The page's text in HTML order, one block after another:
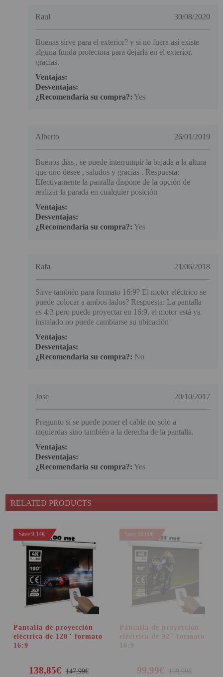
Raul 30/08/2020
Buenas sirve para el exterior? y si no fuera así existe
alguna funda protectora para dejarla en el exterior,
gracias.
Ventajas:
Desventajas:
¿Recomendaría su compra?: Yes
Alberto 26/01/2019
Buenos dias , se puede interrumpir la bajada a la altura
que uno desee , saludos y gracias . Respuesta:
Efectivamente la pantalla dispone de la opción de
realizar la parada en cualquier posición
Ventajas:
Desventajas:
¿Recomendaría su compra?: Yes
Rafa 21/06/2018
Sirve también para formato 16:9? El motor eléctrico se
puede colocar a ambos lados? Respuesta: La pantalla
es 4:3 pero puede proyectar en 16:9, el motor está ya
instalado no puede cambiarse su ubicación
Ventajas:
Desventajas:
¿Recomendaría su compra?: No
Jose 20/10/2017
Pregunto si se puede poner el cable no solo a
izquierdas sino también a la derecha de la pantalla.
Ventajas:
Desventajas:
¿Recomendaría su compra?: Yes
RELATED PRODUCTS
Save 9,14€
Pantalla de proyección
eléctrica de 120" formato
16:9
138,85€ 147,99€
Save 10,00€
Pantalla de proyección
eléctrica de 92" formato
16:9
99,99€ 109,99€